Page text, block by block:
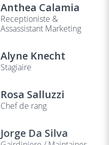
Anthea Calamia
Receptioniste &
Assassistant Marketing
Alyne Knecht
Stagiaire
Rosa Salluzzi
Chef de rang
Jorge Da Silva